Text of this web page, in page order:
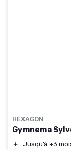
HEXAGON
Gymnema
＋
Jusqu’à +3